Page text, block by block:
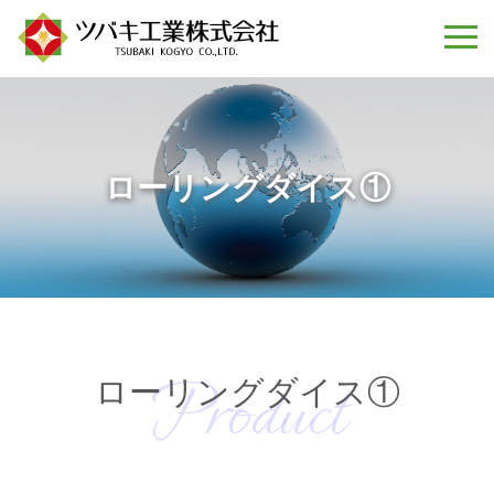
ローリングダイス①
ローリングダイス①
Product